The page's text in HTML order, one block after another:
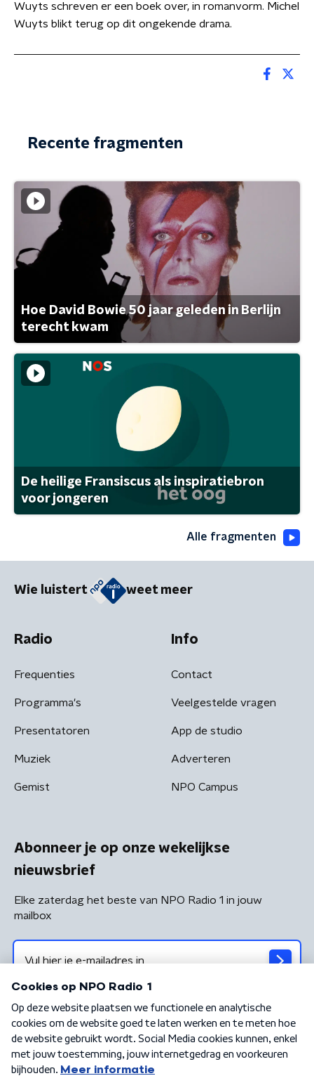
Wuyts schreven er een boek over, in romanvorm. Michel
Wuyts blikt terug op dit ongekende drama.
Recente fragmenten
Hoe David Bowie 50 jaar geleden in Berlijn
terecht kwam
De heilige Fransiscus als inspiratiebron
voor jongeren
Alle fragmenten
Wie luistert weet meer
Radio
Frequenties
Programma's
Presentatoren
Muziek
Gemist
Info
Contact
Veelgestelde vragen
App de studio
Adverteren
NPO Campus
Abonneer je op onze wekelijkse
nieuwsbrief
Elke zaterdag het beste van NPO Radio 1 in jouw
mailbox
Algemene voorwaarden